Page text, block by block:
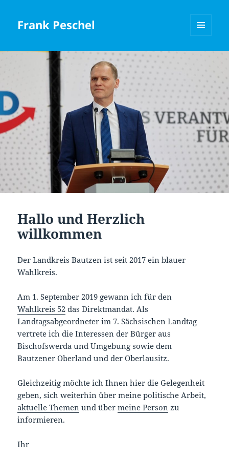
Frank Peschel
Hallo und Herzlich
willkommen
Der Landkreis Bautzen ist seit 2017 ein blauer
Wahlkreis.
Am 1. September 2019 gewann ich für den
Wahlkreis 52 das Direktmandat. Als
Landtagsabgeordneter im 7. Sächsischen Landtag
vertrete ich die Interessen der Bürger aus
Bischofswerda und Umgebung sowie dem
Bautzener Oberland und der Oberlausitz.
Gleichzeitig möchte ich Ihnen hier die Gelegenheit
geben, sich weiterhin über meine politische Arbeit,
aktuelle Themen und übermeine Person zu
informieren.
Ihr